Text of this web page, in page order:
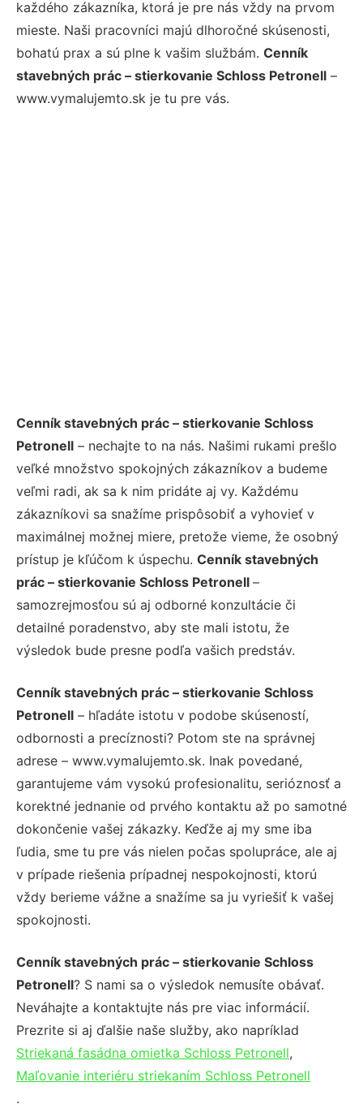
každého zákazníka, ktorá je pre nás vždy na prvom
mieste. Naši pracovníci majú dlhoročné skúsenosti,
bohatú prax a sú plne k vašim službám. Cenník
stavebných prác – stierkovanie Schloss Petronell –
www.vymalujemto.sk je tu pre vás.
Cenník stavebných prác – stierkovanie Schloss
Petronell – nechajte to na nás. Našimi rukami prešlo
veľké množstvo spokojných zákazníkov a budeme
veľmi radi, ak sa k nim pridáte aj vy. Každému
zákazníkovi sa snažíme prispôsobiť a vyhovieť v
maximálnej možnej miere, pretože vieme, že osobný
prístup je kľúčom k úspechu. Cenník stavebných
prác – stierkovanie Schloss Petronell –
samozrejmosťou sú aj odborné konzultácie či
detailné poradenstvo, aby ste mali istotu, že
výsledok bude presne podľa vašich predstáv.
Cenník stavebných prác – stierkovanie Schloss
Petronell – hľadáte istotu v podobe skúseností,
odbornosti a precíznosti? Potom ste na správnej
adrese – www.vymalujemto.sk. Inak povedané,
garantujeme vám vysokú profesionalitu, serióznosť a
korektné jednanie od prvého kontaktu až po samotné
dokončenie vašej zákazky. Keďže aj my sme iba
ľudia, sme tu pre vás nielen počas spolupráce, ale aj
v prípade riešenia prípadnej nespokojnosti, ktorú
vždy berieme vážne a snažíme sa ju vyriešiť k vašej
spokojnosti.
Cenník stavebných prác – stierkovanie Schloss
Petronell? S nami sa o výsledok nemusíte obávať.
Neváhajte a kontaktujte nás pre viac informácií.
Prezrite si aj ďalšie naše služby, ako napríklad
Striekaná fasádna omietka Schloss Petronell,
Maľovanie interiéru striekaním Schloss Petronell
.